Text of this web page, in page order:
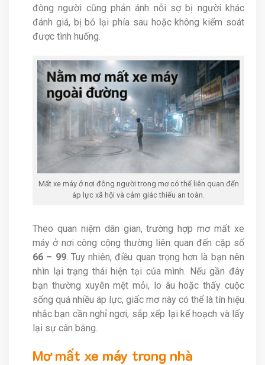
đông người cũng phản ánh nỗi sợ bị người khác
đánh giá, bị bỏ lại phía sau hoặc không kiểm soát
được tình huống.
Mất xe máy ở nơi đông người trong mơ có thể liên quan đến
áp lực xã hội và cảm giác thiếu an toàn.
Theo quan niệm dân gian, trường hợp mơ mất xe
máy ở nơi công cộng thường liên quan đến cặp số
66 – 99. Tuy nhiên, điều quan trọng hơn là bạn nên
nhìn lại trạng thái hiện tại của mình. Nếu gần đây
bạn thường xuyên mệt mỏi, lo âu hoặc thấy cuộc
sống quá nhiều áp lực, giấc mơ này có thể là tín hiệu
nhắc bạn cần nghỉ ngơi, sắp xếp lại kế hoạch và lấy
lại sự cân bằng.
Mơ mất xe máy trong nhà